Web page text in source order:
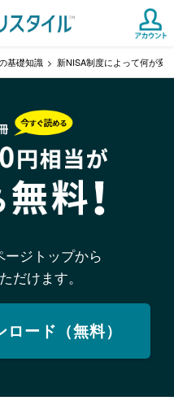
基礎知識 新NISA制度によって何が変
ジトップから
だけます。
ード（無料）